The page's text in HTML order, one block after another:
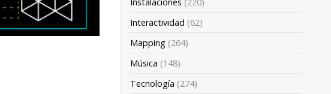
Instalaciones (220)
Interactividad (62)
Mapping (264)
Música (148)
Tecnología (274)